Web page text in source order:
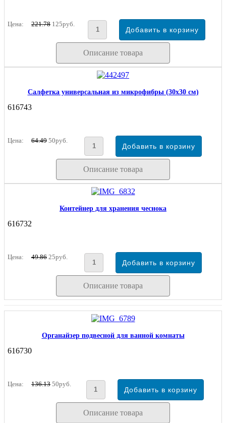
Цена: 221.78 125руб.
Описание товара
Салфетка универсальная из микрофибры (30х30 см)
616743
Цена: 64.49 50руб.
Описание товара
Контейнер для хранения чеснока
616732
Цена: 49.86 25руб.
Описание товара
Органайзер подвесной для ванной комнаты
616730
Цена: 136.13 50руб.
Описание товара